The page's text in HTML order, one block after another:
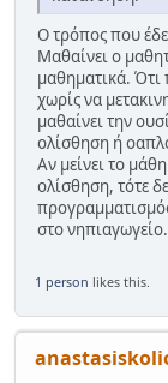
Ο τρόπος που
Μαθαίνει ο
μαθηματικά. Ότι
χωρίς να
μαθαίνει την
ολίσθηση ή
Αν μείνει το
ολίσθηση, τότε
στο νηπιαγωγείο.
1 person likes this.